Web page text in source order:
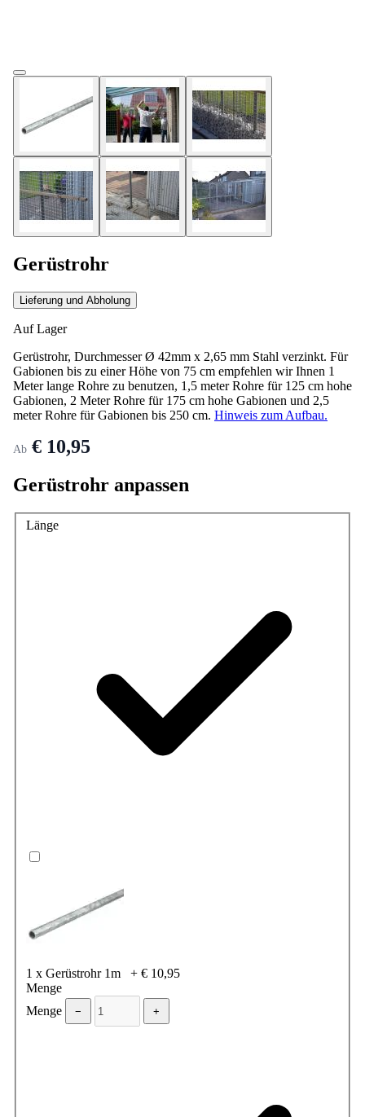
Gerüstrohr
Lieferung und Abholung
Auf Lager
Gerüstrohr, Durchmesser Ø 42mm x 2,65 mm Stahl verzinkt. Für
Gabionen bis zu einer Höhe von 75 cm empfehlen wir Ihnen 1
Meter lange Rohre zu benutzen, 1,5 meter Rohre für 125 cm hohe
Gabionen, 2 Meter Rohre für 175 cm hohe Gabionen und 2,5
meter Rohre für Gabionen bis 250 cm. Hinweis zum Aufbau.
Ab € 10,95
Gerüstrohr anpassen
Länge
1 x Gerüstrohr 1m + € 10,95
Menge
Menge
− +